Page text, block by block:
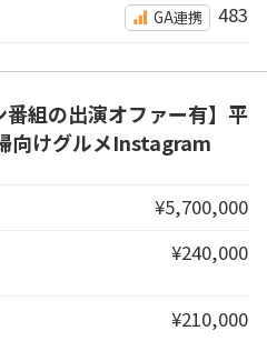
GA連携 483
組の出演オファー有】平
向けグルメInstagram
¥5,700,000
¥240,000
¥210,000